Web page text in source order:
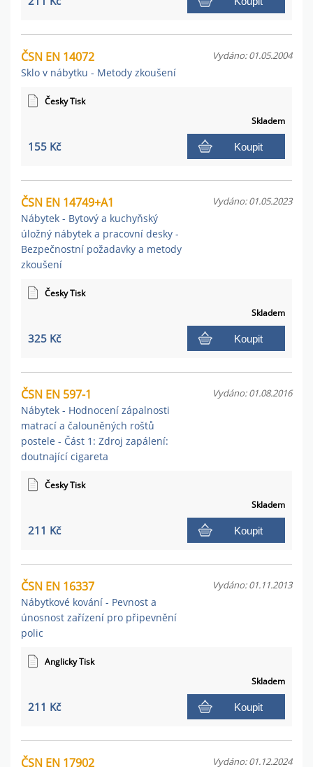
ČSN EN 14072
Sklo v nábytku - Metody zkoušení
Vydáno: 01.05.2004
Česky Tisk
Skladem
155 Kč Koupit
ČSN EN 14749+A1
Nábytek - Bytový a kuchyňský
úložný nábytek a pracovní desky -
Bezpečnostní požadavky a metody
zkoušení
Vydáno: 01.05.2023
Česky Tisk
Skladem
325 Kč Koupit
ČSN EN 597-1
Nábytek - Hodnocení zápalnosti
matrací a čalouněných roštů
postele - Část 1: Zdroj zapálení:
doutnající cigareta
Vydáno: 01.08.2016
Česky Tisk
Skladem
211 Kč Koupit
ČSN EN 16337
Nábytkové kování - Pevnost a
únosnost zařízení pro připevnění
polic
Vydáno: 01.11.2013
Anglicky Tisk
Skladem
211 Kč Koupit
ČSN EN 17902 Vydáno: 01.12.2024